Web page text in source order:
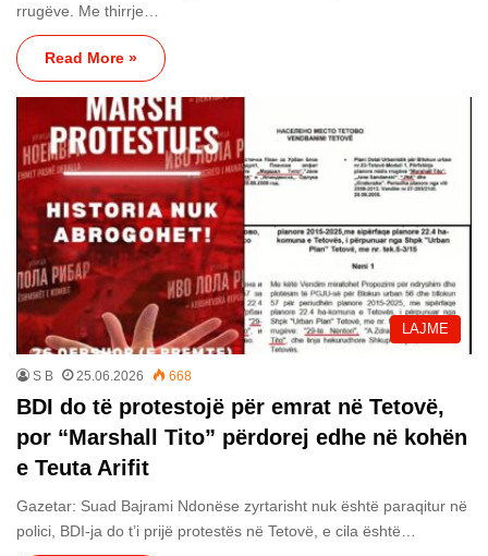
rrugëve. Me thirrje…
Read More »
LAJME
S B 25.06.2026 668
BDI do të protestojë për emrat në Tetovë,
por “Marshall Tito” përdorej edhe në kohën
e Teuta Arifit
Gazetar: Suad Bajrami Ndonëse zyrtarisht nuk është paraqitur në
polici, BDI-ja do t’i prijë protestës në Tetovë, e cila është…